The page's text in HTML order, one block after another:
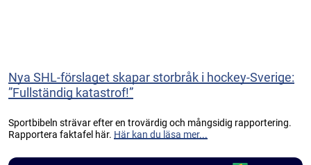
Nya SHL-förslaget skapar storbråk i hockey-Sverige:
”Fullständig katastrof!”
Sportbibeln strävar efter en trovärdig och mångsidig rapportering.
Rapportera faktafel här. Här kan du läsa mer...